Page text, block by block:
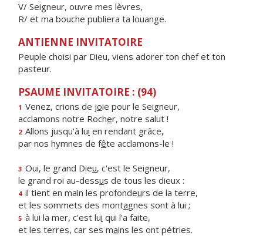
V/ Seigneur, ouvre mes lèvres,
R/ et ma bouche publiera ta louange.
ANTIENNE INVITATOIRE
Peuple choisi par Dieu, viens adorer ton chef et ton
pasteur.
PSAUME INVITATOIRE : (94)
1 Venez, crions de joie pour le Seigneur,
acclamons notre Rocher, notre salut !
2 Allons jusqu'à lui en rendant grâce,
par nos hymnes de fête acclamons-le !
3 Oui, le grand Dieu, c'est le Seigneur,
le grand roi au-dessus de tous les dieux :
4 il tient en main les profondeurs de la terre,
et les sommets des montagnes sont à lui ;
5 à lui la mer, c'est lui qui l'a faite,
et les terres, car ses mains les ont pétries.